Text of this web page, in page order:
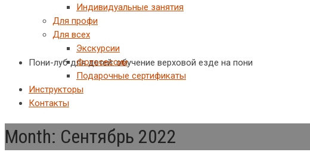
Пони-луб для детей: обучение верховой езде на пони
Индивидуальные занятия
Для профи
Для всех
Экскурсии
Фотосессии
Подарочные сертификаты
Инструкторы
Контакты
Month: Сентябрь 2022